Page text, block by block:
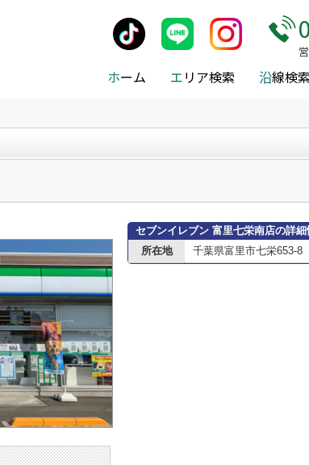
ホーム エリア検索 沿線検索
富里市のコンビニエンスストア > セブンイレブン
セブンイレブン 富里七栄南店の詳細
所在地
千葉県富里市七栄653-8